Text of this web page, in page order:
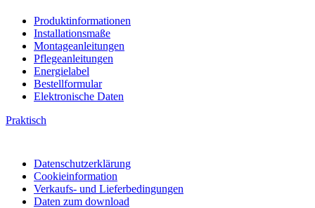
Produktinformationen
Installationsmaße
Montageanleitungen
Pflegeanleitungen
Energielabel
Bestellformular
Elektronische Daten
Praktisch
Datenschutzerklärung
Cookieinformation
Verkaufs- und Lieferbedingungen
Daten zum download